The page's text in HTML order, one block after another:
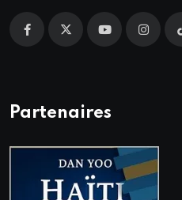
Partenaires